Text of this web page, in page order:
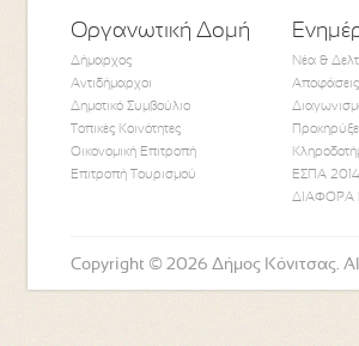
Οργανωτική Δομή
Δήμαρχος
Αντιδήμαρχοι
Δημοτικό Συμβούλιο
Τοπικές Κοινότητες
Οικονομική Επιτροπή
Επιτροπή Τουρισμού
Νέα &
ΕΣΠΑ
ΔΙΑΦΟΡΑ
Copyright © 2026 Δήμος Κόνιτσας.